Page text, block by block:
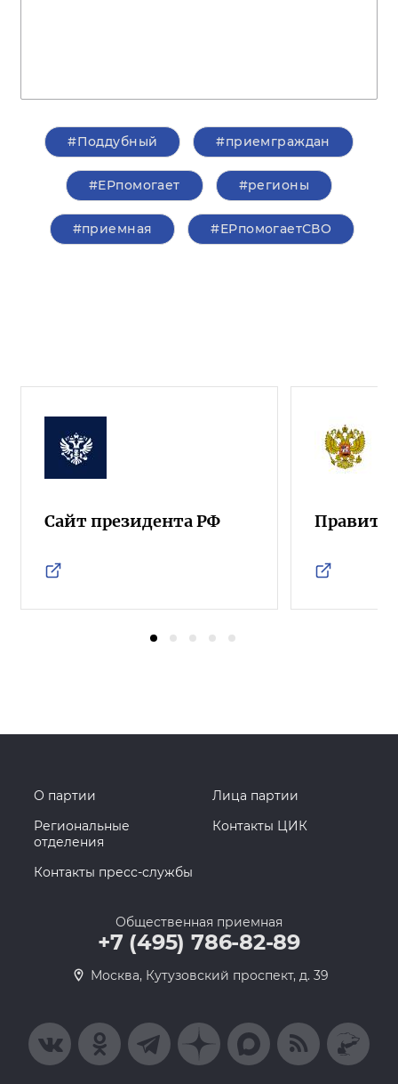
#Поддубный #приемграждан
#ЕРпомогает #регионы
#приемная #ЕРпомогаетСВО
Сайт президента РФ
О партии
Лица партии
Региональные
отделения
Контакты ЦИК
Контакты пресс-службы
Общественная приемная
+7 (495) 786-82-89
Москва, Кутузовский проспект, д. 39